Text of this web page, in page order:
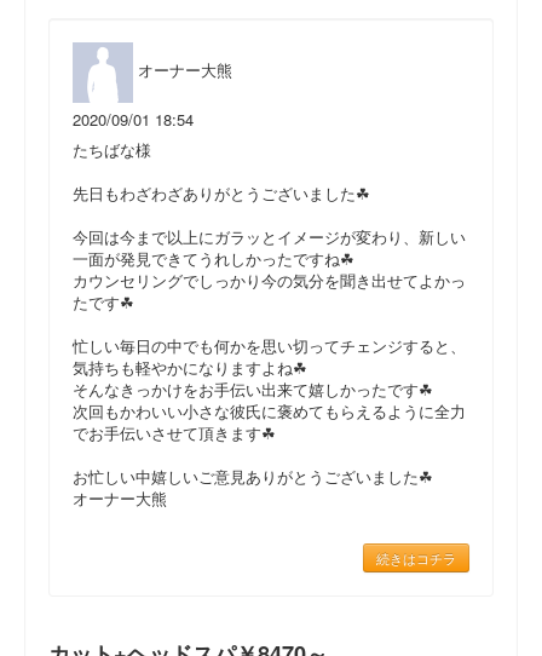
オーナー大熊
2020/09/01 18:54
たちばな様
先日もわざわざありがとうございました☘
今回は今まで以上にガラッとイメージが変わり、新しい
一面が発見できてうれしかったですね☘
カウンセリングでしっかり今の気分を聞き出せてよかっ
たです☘
忙しい毎日の中でも何かを思い切ってチェンジすると、
気持ちも軽やかになりますよね☘
そんなきっかけをお手伝い出来て嬉しかったです☘
次回もかわいい小さな彼氏に褒めてもらえるように全力
でお手伝いさせて頂きます☘
お忙しい中嬉しいご意見ありがとうございました☘
オーナー大熊
続きはコチラ